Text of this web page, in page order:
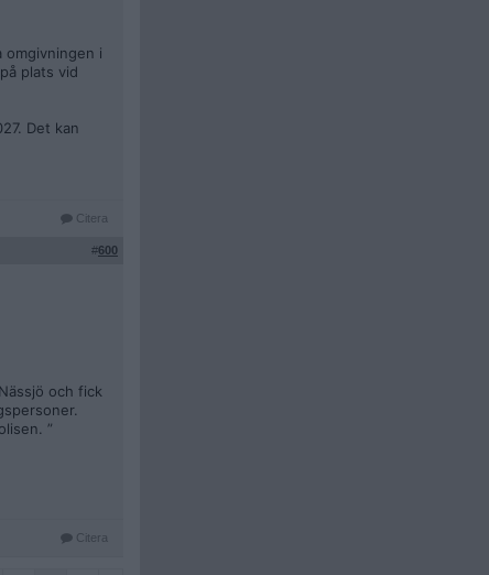
omgivningen i
plats vid
Det kan
Citera
#600
och fick
”
Citera